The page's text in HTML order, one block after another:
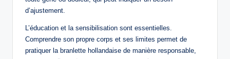
d’ajustement.
L’éducation et la sensibilisation sont essentielles.
Comprendre son propre corps et ses limites permet de
pratiquer la branlette hollandaise de manière responsable,